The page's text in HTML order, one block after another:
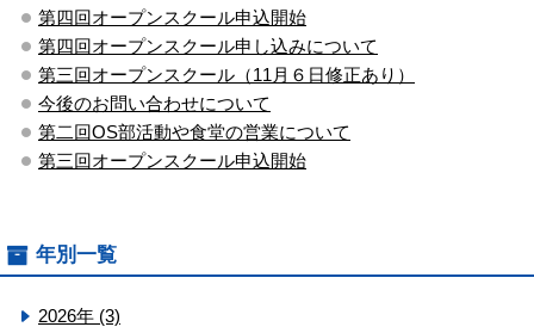
第四回オープンスクール申込開始
第四回オープンスクール申し込みについて
第三回オープンスクール（11月６日修正あり）
今後のお問い合わせについて
第二回OS部活動や食堂の営業について
第三回オープンスクール申込開始
年別一覧
2026年 (3)